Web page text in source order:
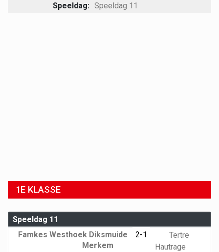
Speeldag: Speeldag 11
1E KLASSE
Speeldag 11
Famkes Westhoek Diksmuide
Merkem
2-1
Tertre
Hautrage